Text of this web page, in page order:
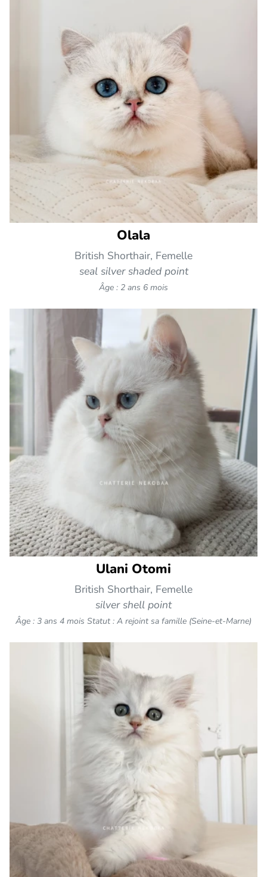
Olala
British Shorthair, Femelle
seal silver shaded point
Âge : 2 ans 6 mois
Ulani Otomi
British Shorthair, Femelle
silver shell point
Âge : 3 ans 4 mois Statut : A rejoint sa famille (Seine-et-Marne)